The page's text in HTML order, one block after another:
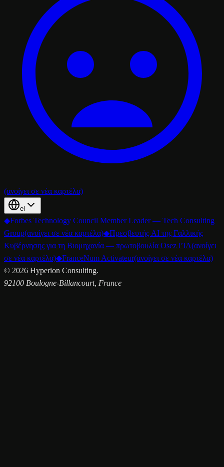
(ανοίγει σε νέα καρτέλα)
el
◆Forbes Technology Council Member Leader — Tech Consulting
Group(ανοίγει σε νέα καρτέλα)◆Πρεσβευτής AI της Γαλλικής
Κυβέρνησης για τη Βιομηχανία — πρωτοβουλία Osez l’IA(ανοίγει
σε νέα καρτέλα)◆FranceNum Activateur(ανοίγει σε νέα καρτέλα)
© 2026 Hyperion Consulting.
92100 Boulogne-Billancourt, France